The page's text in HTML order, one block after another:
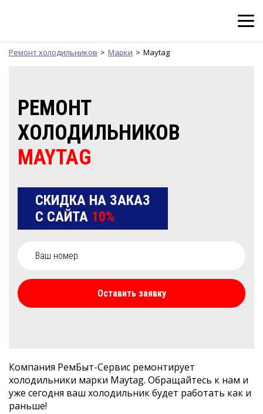
Ремонт холодильников Марки Maytag
РЕМОНТ
ХОЛОДИЛЬНИКОВ
MAYTAG
СКИДКА НА ЗАКАЗ
С САЙТА 10%
Оставить заявку
Компания РемБыт-Сервис ремонтирует
холодильники марки Maytag. Обращайтесь к нам и
уже сегодня ваш холодильник будет работать как и
раньше!